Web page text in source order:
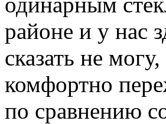
районе и у нас
сказать не
комфортно
по сравнению